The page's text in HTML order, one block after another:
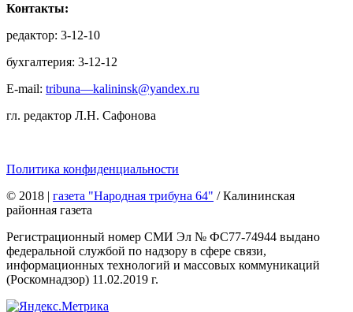
Контакты:
редактор: 3-12-10
бухгалтерия: 3-12-12
E-mail: tribuna—kalininsk@yandex.ru
гл. редактор Л.Н. Сафонова
Политика конфиденциальности
© 2018 | газета "Народная трибуна 64" / Калининская
районная газета
Регистрационный номер СМИ Эл № ФС77-74944 выдано
федеральной службой по надзору в сфере связи,
информационных технологий и массовых коммуникаций
(Роскомнадзор) 11.02.2019 г.